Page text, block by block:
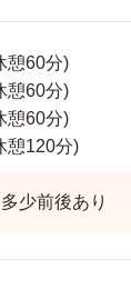
憩60分)
憩60分)
憩60分)
憩120分)
少前後あり